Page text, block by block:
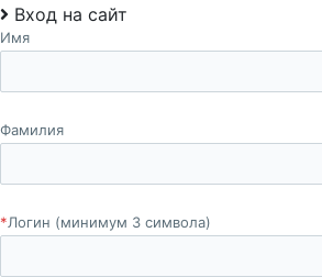
Вход на сайт
Имя
Фамилия
*Логин (минимум 3 символа)